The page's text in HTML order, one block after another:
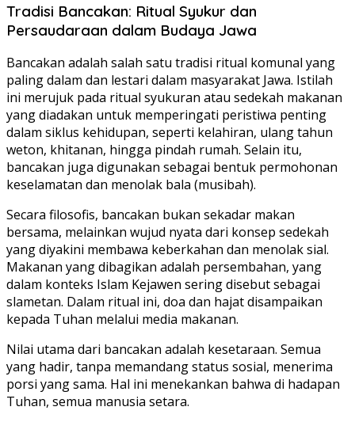
Tradisi Bancakan: Ritual Syukur dan
Persaudaraan dalam Budaya Jawa
Bancakan adalah salah satu tradisi ritual komunal yang
paling dalam dan lestari dalam masyarakat Jawa. Istilah
ini merujuk pada ritual syukuran atau sedekah makanan
yang diadakan untuk memperingati peristiwa penting
dalam siklus kehidupan, seperti kelahiran, ulang tahun
weton, khitanan, hingga pindah rumah. Selain itu,
bancakan juga digunakan sebagai bentuk permohonan
keselamatan dan menolak bala (musibah).
Secara filosofis, bancakan bukan sekadar makan
bersama, melainkan wujud nyata dari konsep sedekah
yang diyakini membawa keberkahan dan menolak sial.
Makanan yang dibagikan adalah persembahan, yang
dalam konteks Islam Kejawen sering disebut sebagai
slametan. Dalam ritual ini, doa dan hajat disampaikan
kepada Tuhan melalui media makanan.
Nilai utama dari bancakan adalah kesetaraan. Semua
yang hadir, tanpa memandang status sosial, menerima
porsi yang sama. Hal ini menekankan bahwa di hadapan
Tuhan, semua manusia setara.